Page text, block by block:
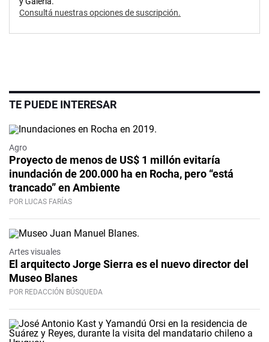
Consultá nuestras opciones de suscripción.
TE PUEDE INTERESAR
Agro
Proyecto de menos de US$ 1 millón evitaría
inundación de 200.000 ha en Rocha, pero “está
trancado” en Ambiente
POR LUCAS FARÍAS
Artes visuales
El arquitecto Jorge Sierra es el nuevo director del
Museo Blanes
POR REDACCIÓN BÚSQUEDA